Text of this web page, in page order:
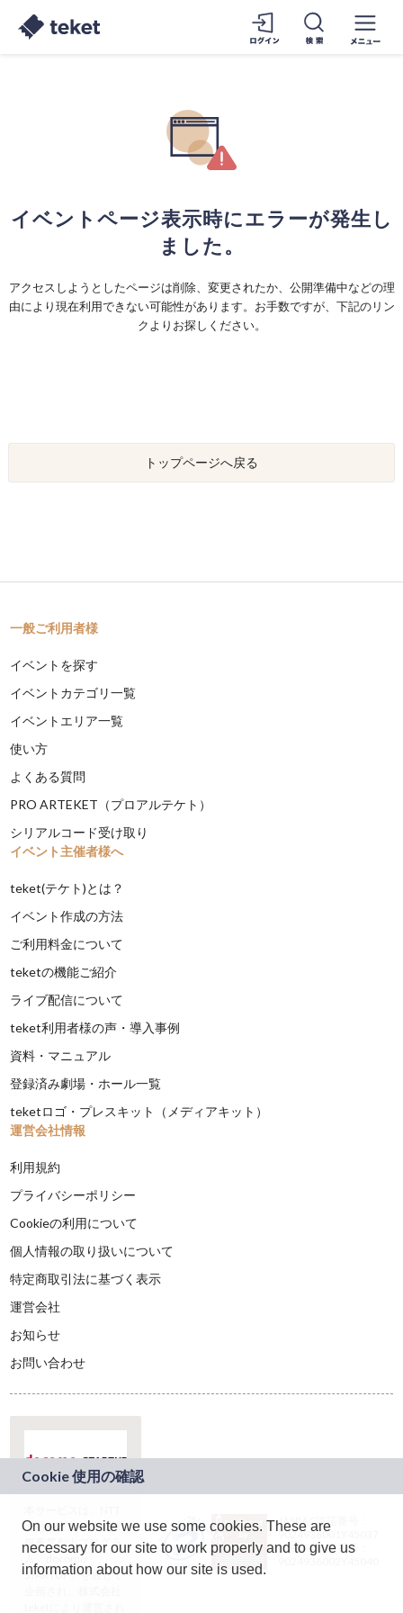
イベントページ表示時にエラーが発生し
ました。
アクセスしようとしたページは削除、変更されたか、公開準備中などの理
由により現在利用できない可能性があります。お手数ですが、下記のリン
クよりお探しください。
トップページへ戻る
一般ご利用者様
イベントを探す
イベントカテゴリ一覧
イベントエリア一覧
使い方
よくある質問
PRO ARTEKET（プロアルテケト）
シリアルコード受け取り
イベント主催者様へ
teket(テケト)とは？
イベント作成の方法
ご利用料金について
teketの機能ご紹介
ライブ配信について
teket利用者様の声・導入事例
資料・マニュアル
登録済み劇場・ホール一覧
teketロゴ・プレスキット（メディアキット）
運営会社情報
利用規約
プライバシーポリシー
Cookieの利用について
個人情報の取り扱いについて
特定商取引法に基づく表示
運営会社
お知らせ
お問い合わせ
ドコモグループの新
規事業創出プログラ
ム「docomo
STARTUP」を通じて
JASRAC許諾番号：
9024936001Y45037
JASRAC許諾番号：
On our website we use some cookies. These are
necessary for our site to work properly and to give us
information about how our site is used.